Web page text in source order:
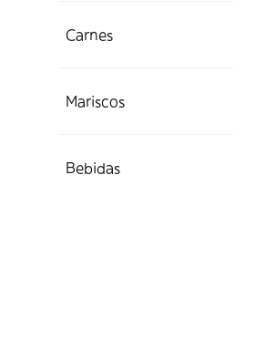
Carnes
Mariscos
Bebidas